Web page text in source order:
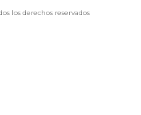
los derechos reservados